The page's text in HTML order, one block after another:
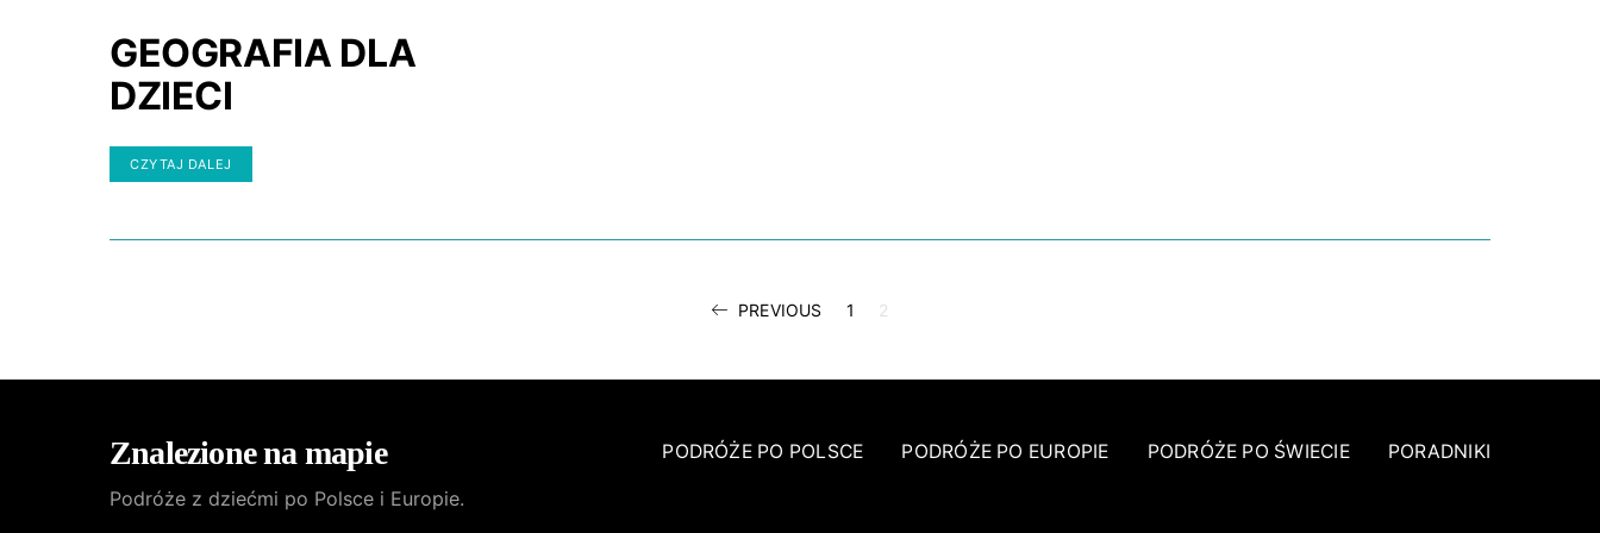
GEOGRAFIA DLA
DZIECI
CZYTAJ DALEJ
STRONICOWANIE
PREVIOUS 1 2
Znalezione na mapie PODRÓŻE PO POLSCE PODRÓŻE PO EUROPIE PODRÓŻE PO ŚWIECIE PORADNIKI
Podróże z dziećmi po Polsce i Europie.